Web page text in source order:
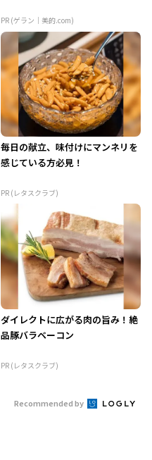
PR (ゲラン｜美的.com)
毎日の献立、味付けにマンネリを
感じている方必見！
PR (レタスクラブ)
ダイレクトに広がる肉の旨み！絶
品豚バラベーコン
PR (レタスクラブ)
Recommended by